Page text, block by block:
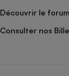
Découvrir le forum
Consulter nos